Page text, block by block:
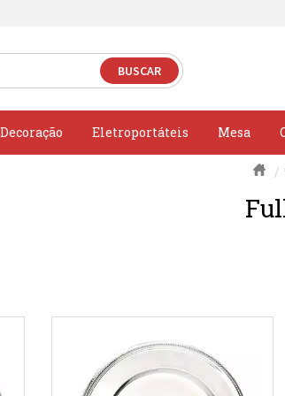
Decoração Eletroportáteis Mesa